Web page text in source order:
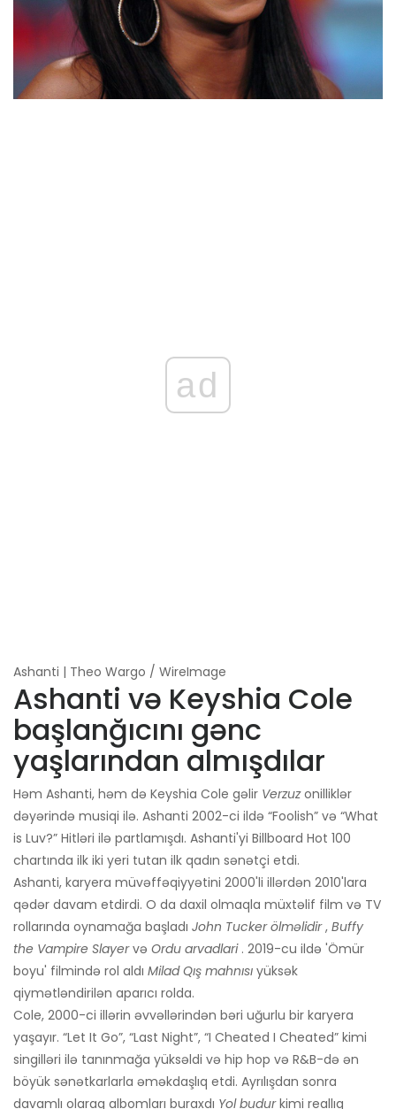
ad
Ashanti | Theo Wargo / WireImage
Ashanti və Keyshia Cole
başlanğıcını gənc
yaşlarından almışdılar
Həm Ashanti, həm də Keyshia Cole gəlir Verzuzonilliklər
dəyərində musiqi ilə. Ashanti 2002-ci ildə “Foolish” və “What
is Luv?” Hitləri ilə partlamışdı. Ashanti'yi Billboard Hot 100
chartında ilk iki yeri tutan ilk qadın sənətçi etdi.
Ashanti, karyera müvəffəqiyyətini 2000'li illərdən 2010'lara
qədər davam etdirdi. O da daxil olmaqla müxtəlif film və TV
rollarında oynamağa başladı John Tucker ölməlidir, Buffy
the Vampire Slayervə Ordu arvadlari. 2019-cu ildə 'Ömür
boyu' filmində rol aldı Milad Qış mahnısı yüksək
qiymətləndirilən aparıcı rolda.
Cole, 2000-ci illərin əvvəllərindən bəri uğurlu bir karyera
yaşayır. “Let It Go”, “Last Night”, “I Cheated I Cheated” kimi
singilləri ilə tanınmağa yüksəldi və hip hop və R&B-də ən
böyük sənətkarlarla əməkdaşlıq etdi. Ayrılışdan sonra
davamlı olaraq albomları buraxdı Yol budurkimi reallıq